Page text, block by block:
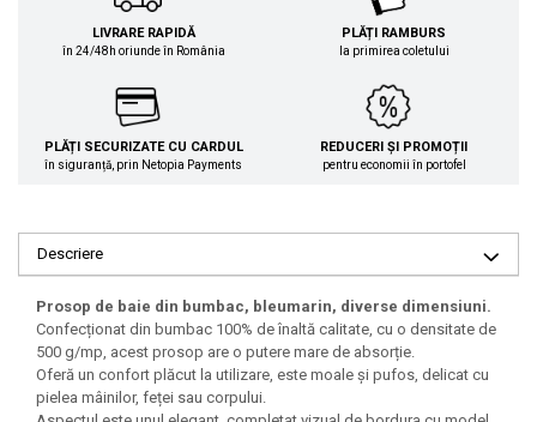
LIVRARE RAPIDĂ
în 24/48h oriunde în România
PLĂȚI RAMBURS
la primirea coletului
PLĂȚI SECURIZATE CU CARDUL
în siguranță, prin Netopia Payments
REDUCERI ȘI PROMOȚII
pentru economii în portofel
Descriere
Prosop de baie din bumbac, bleumarin, diverse dimensiuni.
Confecționat din bumbac 100% de înaltă calitate, cu o densitate de
500 g/mp, acest prosop are o putere mare de absorție.
Oferă un confort plăcut la utilizare, este moale și pufos, delicat cu
pielea mâinilor, feței sau corpului.